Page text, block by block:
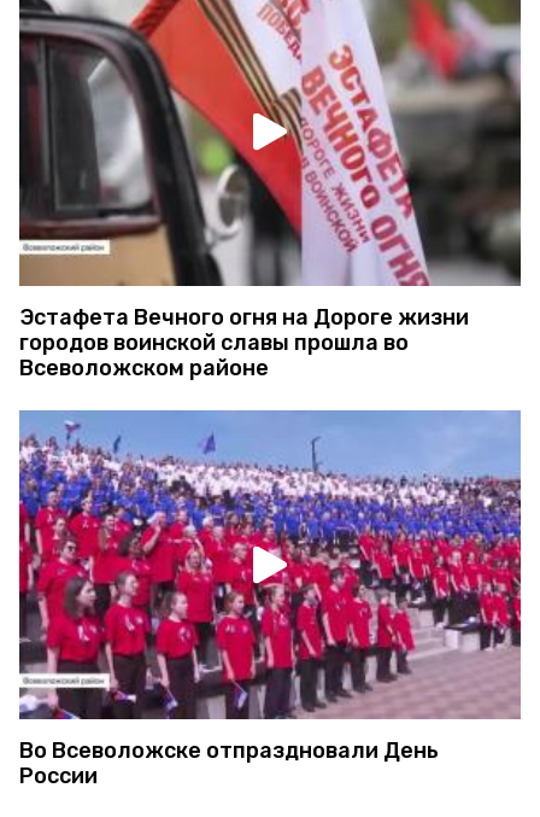
Эстафета Вечного огня на Дороге жизни
городов воинской славы прошла во
Всеволожском районе
Во Всеволожске отпраздновали День
России